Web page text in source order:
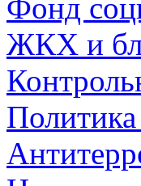
Фонд
ЖКХ и